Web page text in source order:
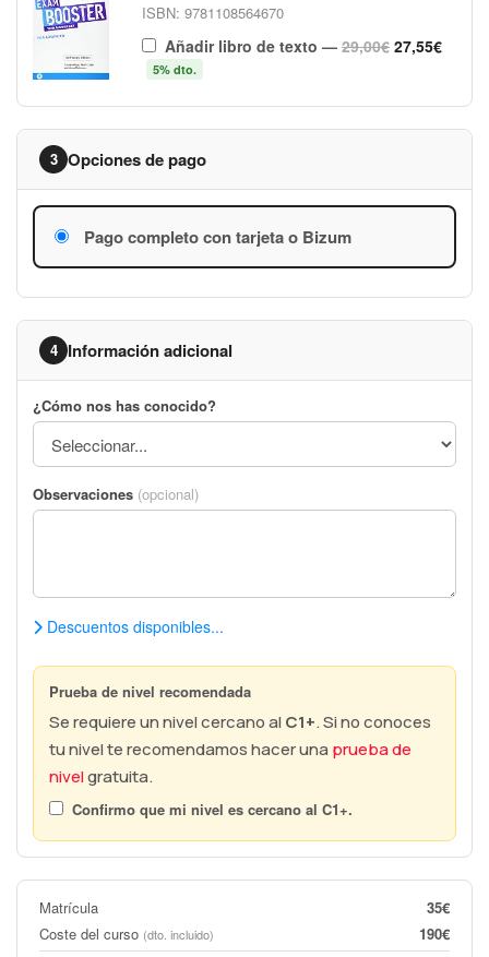
ISBN: 9781108564670
Añadir libro de texto — 29,00€ 27,55€
5% dto.
3 Opciones de pago
Pago completo con tarjeta o Bizum
4 Información adicional
¿Cómo nos has conocido?
Observaciones (opcional)
Descuentos disponibles...
Prueba de nivel recomendada
Se requiere un nivel cercano al C1+. Si no conoces
tu nivel te recomendamos hacer una prueba de
nivelgratuita.
Confirmo que mi nivel es cercano al C1+.
Matrícula
35€
Coste del curso (dto. incluido) 190€